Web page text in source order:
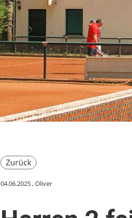
Zurück
04.06.2025, Oliver